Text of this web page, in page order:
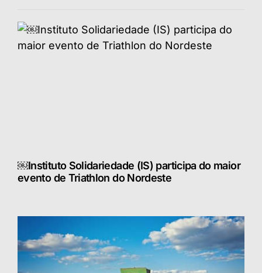
￼Instituto Solidariedade (IS) participa do maior
evento de Triathlon do Nordeste